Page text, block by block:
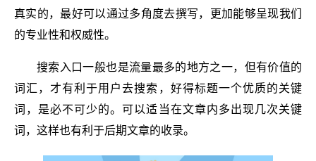
真实的，最好可以通过多角度去撰写，更加能够呈现我们
的专业性和权威性。
搜索入口一般也是流量最多的地方之一，但有价值的
词汇，才有利于用户去搜索，好得标题一个优质的关键
词，是必不可少的。可以适当在文章内多出现几次关键
词，这样也有利于后期文章的收录。